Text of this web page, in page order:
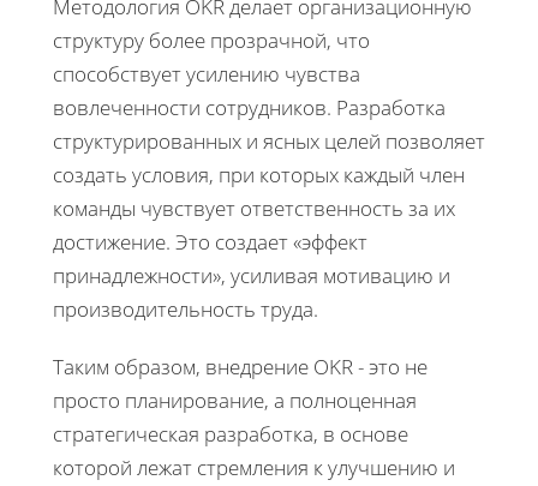
Методология OKR делает организационную
структуру более прозрачной, что
способствует усилению чувства
вовлеченности сотрудников. Разработка
структурированных и ясных целей позволяет
создать условия, при которых каждый член
команды чувствует ответственность за их
достижение. Это создает «эффект
принадлежности», усиливая мотивацию и
производительность труда.
Таким образом, внедрение OKR - это не
просто планирование, а полноценная
стратегическая разработка, в основе
которой лежат стремления к улучшению и